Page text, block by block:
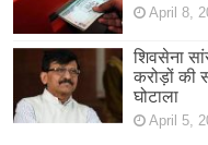
April 8,
शिवसेना
करोड़ों की
घोटाला
April 5,